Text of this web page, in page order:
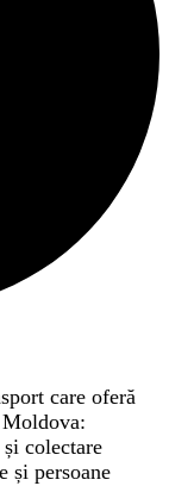
care oferă
colectare
și persoane